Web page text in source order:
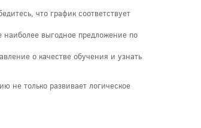
что график соответствует
наиболее выгодное предложение по
о качестве обучения и узнать
не только развивает логическое